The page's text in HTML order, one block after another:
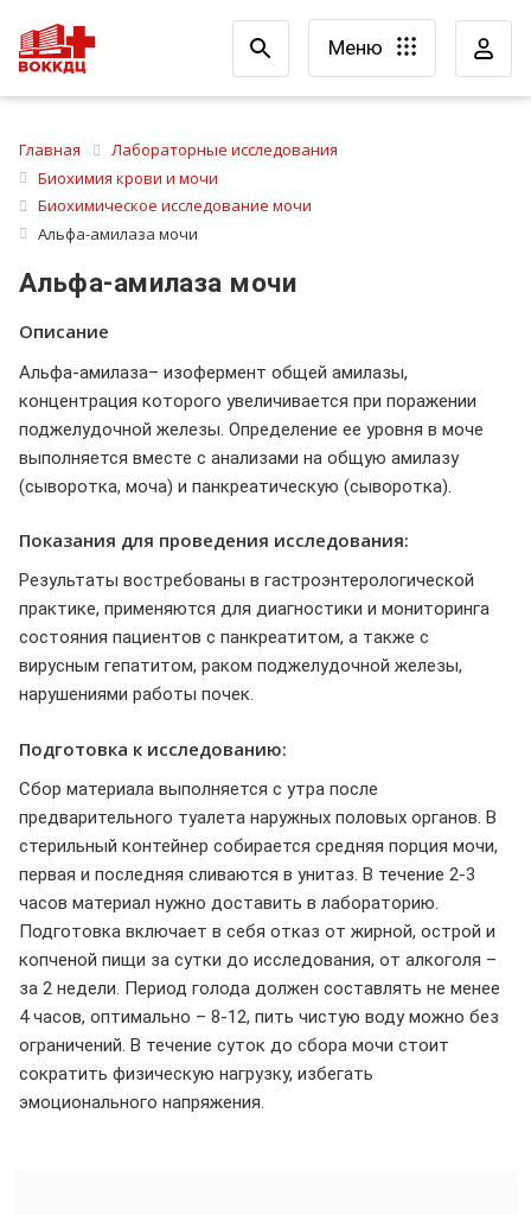
Меню
Главная
Лабораторные исследования
Биохимия крови и мочи
Биохимическое исследование мочи
Альфа-амилаза мочи
Альфа-амилаза мочи
Описание
Альфа-амилаза– изофермент общей амилазы,
концентрация которого увеличивается при поражении
поджелудочной железы. Определение ее уровня в моче
выполняется вместе с анализами на общую амилазу
(сыворотка, моча) и панкреатическую (сыворотка).
Показания для проведения исследования:
Результаты востребованы в гастроэнтерологической
практике, применяются для диагностики и мониторинга
состояния пациентов с панкреатитом, а также с
вирусным гепатитом, раком поджелудочной железы,
нарушениями работы почек.
Подготовка к исследованию:
Сбор материала выполняется с утра после
предварительного туалета наружных половых органов. В
стерильный контейнер собирается средняя порция мочи,
первая и последняя сливаются в унитаз. В течение 2-3
часов материал нужно доставить в лабораторию.
Подготовка включает в себя отказ от жирной, острой и
копченой пищи за сутки до исследования, от алкоголя –
за 2 недели. Период голода должен составлять не менее
4 часов, оптимально – 8-12, пить чистую воду можно без
ограничений. В течение суток до сбора мочи стоит
сократить физическую нагрузку, избегать
эмоционального напряжения.